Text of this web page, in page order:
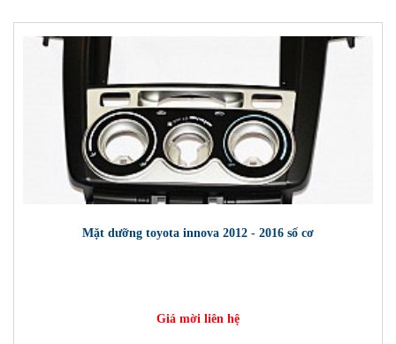
Mặt dưỡng toyota innova 2012 - 2016 số cơ
Giá mời liên hệ